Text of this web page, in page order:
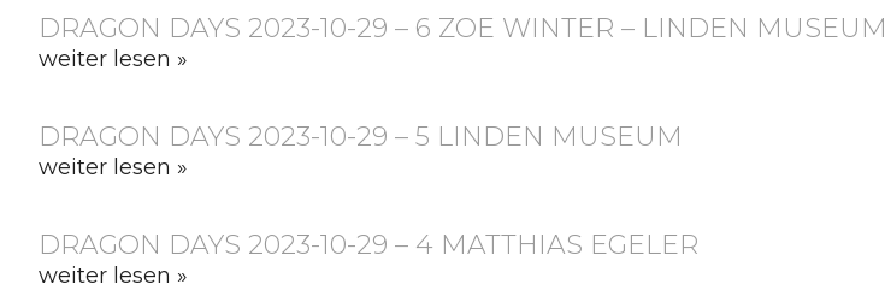
DRAGON DAYS 2023-10-29 – 6 ZOE WINTER – LINDEN MUSEUM
weiter lesen »
DRAGON DAYS 2023-10-29 – 5 LINDEN MUSEUM
weiter lesen »
DRAGON DAYS 2023-10-29 – 4 MATTHIAS EGELER
weiter lesen »